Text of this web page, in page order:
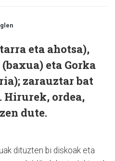
eta ahotsa),
eta Gorka
zarauztar bat
Hirurek, ordea,
dute.
dituzten bi diskoak eta